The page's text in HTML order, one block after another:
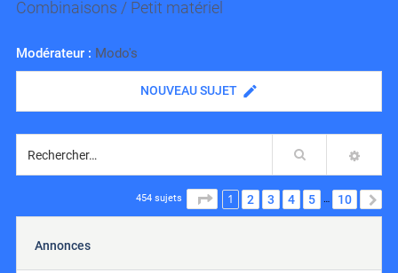
Combinaisons / Petit matériel
Modérateur : Modo's
NOUVEAU SUJET
Rechercher
454 sujets PAGE 1 SUR 10
1 2 3 4 5 … 10
Annonces